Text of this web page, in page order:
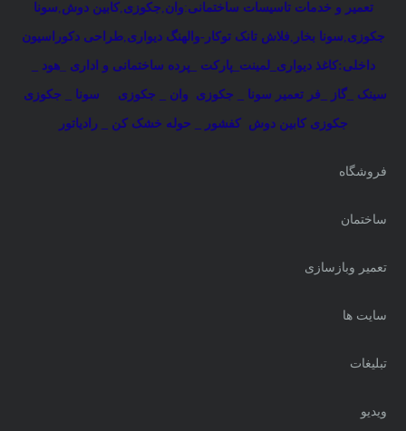
تعمیر و خدمات تاسیسات ساختمانی:وان,جکوزی,کابین دوش,سونا
جکوزی,سونا بخار ,فلاش تانک توکار-والهنگ دیواری,طراحی دکوراسیون
داخلی:کاغذ دیواری_لمینت_پارکت _پرده ساختمانی و اداری _هود _
سینک _گاز _فر تعمیر سونا _ جکوزی وان _ جکوزی سونا _ جکوزی
جکوزی کابین دوش کفشور _ حوله خشک کن _ رادیاتور
فروشگاه
ساختمان
تعمیر وبازسازی
سایت ها
تبلیغات
ویدیو